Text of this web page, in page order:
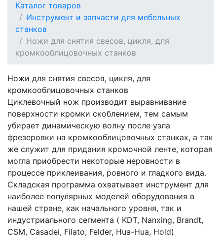
Каталог товаров
Инструмент и запчасти для мебельных
станков
Ножи для снятия свесов, цикля, для
кромкооблицовочных станков
Ножи для снятия свесов, цикля, для
кромкооблицовочных станков
Циклевочный нож производит выравнивание
поверхности кромки скоблением, тем самым
убирает динамическую волну после узла
фрезеровки на кромкооблицовочных станках, а так
же служит для придания кромочной ленте, которая
могла приобрести некоторые неровности в
процессе приклеивания, ровного и гладкого вида.
Складская программа охватывает инструмент для
наиболее популярных моделей оборудования в
нашей стране, как начального уровня, так и
индустриального сегмента ( KDT, Nanxing, Brandt,
CSM, Casadei, Filato, Felder, Hua-Hua, Hold)